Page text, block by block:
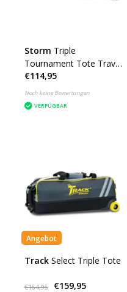
Storm Triple
Tournament Tote Travel
Dye Sub
€114,95
Noch keine Bewertungen
VERFÜGBAR
Angebot
Track Select Triple Tote
€164,95 €159,95